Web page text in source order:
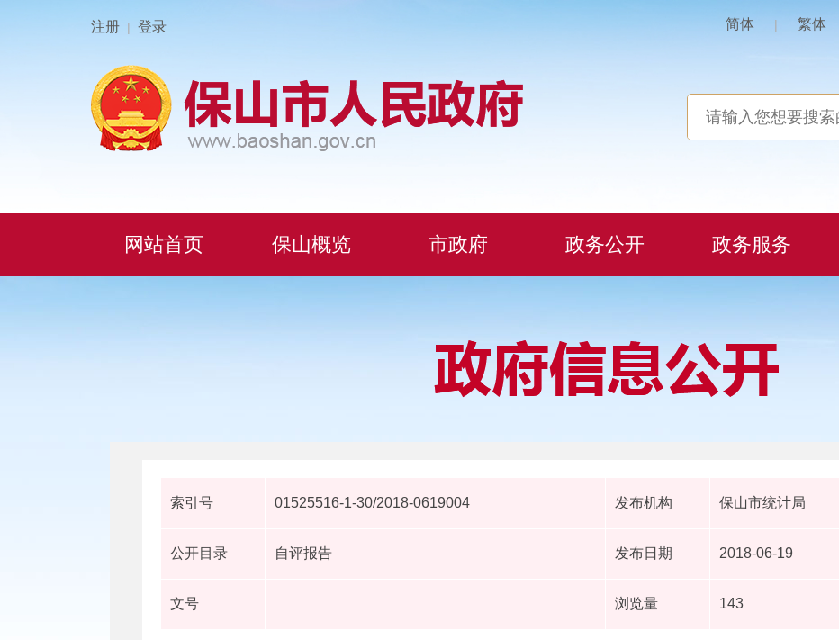
注册 | 登录 简体 | 繁体
网站首页 保山概览 市政府 政务公开 政务服务
索引号 01525516-1-30/2018-0619004 发布机构 保山市统计局
公开目录 自评报告 发布日期 2018-06-19
文号 浏览量 143